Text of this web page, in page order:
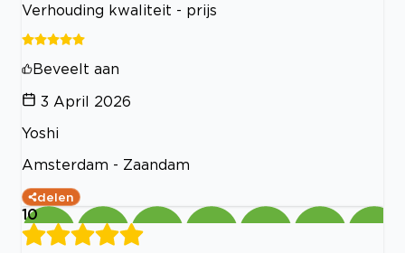
Verhouding kwaliteit - prijs
Beveelt aan
3 April 2026
Yoshi
Amsterdam - Zaandam
delen
10